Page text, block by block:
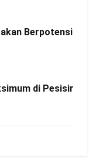
Berpotensi
di Pesisir